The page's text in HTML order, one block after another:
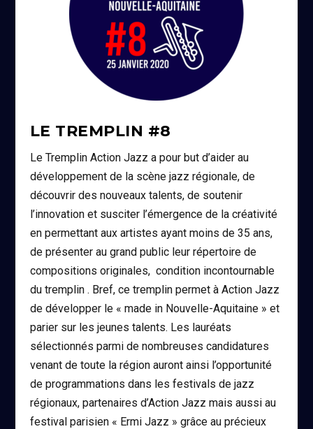
LE TREMPLIN #8
Le Tremplin Action Jazz a pour but d’aider au
développement de la scène jazz régionale, de
découvrir des nouveaux talents, de soutenir
l’innovation et susciter l’émergence de la créativité
en permettant aux artistes ayant moins de 35 ans,
de présenter au grand public leur répertoire de
compositions originales, condition incontournable
du tremplin . Bref, ce tremplin permet à Action Jazz
de développer le « made in Nouvelle-Aquitaine » et
parier sur les jeunes talents. Les lauréats
sélectionnés parmi de nombreuses candidatures
venant de toute la région auront ainsi l’opportunité
de programmations dans les festivals de jazz
régionaux, partenaires d’Action Jazz mais aussi au
festival parisien « Ermi Jazz » grâce au précieux